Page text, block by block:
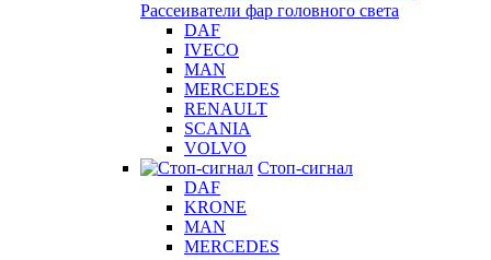
Рассеиватели фар головного света
DAF
IVECO
MAN
MERCEDES
RENAULT
SCANIA
VOLVO
Стоп-сигнал
DAF
KRONE
MAN
MERCEDES